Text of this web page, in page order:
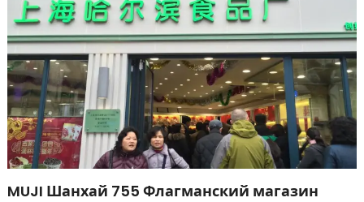
MUJI Шанхай 755 Флагманский магазин